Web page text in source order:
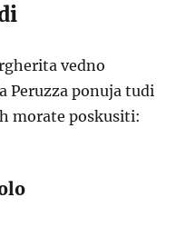
vedno
Peruzza ponuja tudi
morate poskusiti: